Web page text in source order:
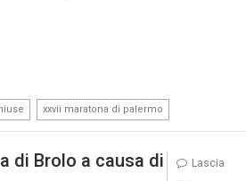
xxvii maratona di palermo
di Brolo a causa di
Lascia